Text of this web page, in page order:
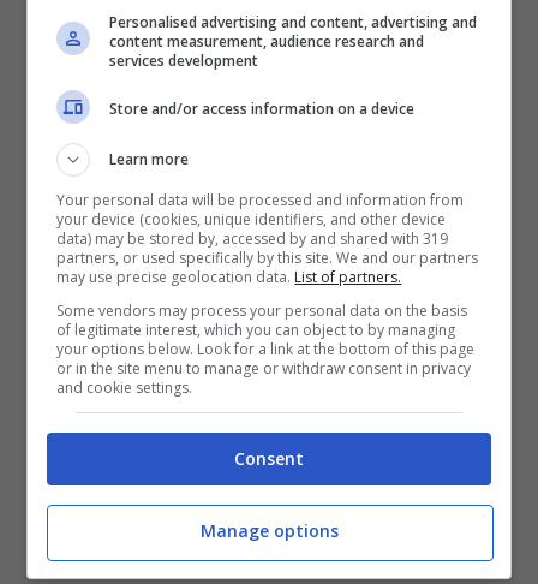
Di seguito ilprogramma completodella
manifestazione:
Personalised advertising and content, advertising and
content measurement, audience research and
services development
Store and/or access information on a device
Learn more
Your personal data will be processed and information from
your device (cookies, unique identifiers, and other device
data) may be stored by, accessed by and shared with 319
partners, or used specifically by this site. We and our partners
may use precise geolocation data. List of partners.
Some vendors may process your personal data on the basis
of legitimate interest, which you can object to by managing
your options below. Look for a link at the bottom of this page
or in the site menu to manage or withdraw consent in privacy
and cookie settings.
Consent
Manage options